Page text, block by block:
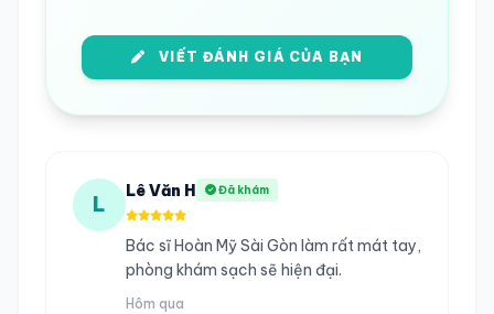
VIẾT ĐÁNH GIÁ CỦA BẠN
L
Lê Văn H Đã khám
Bác sĩ Hoàn Mỹ Sài Gòn làm rất mát tay,
phòng khám sạch sẽ hiện đại.
Hôm qua